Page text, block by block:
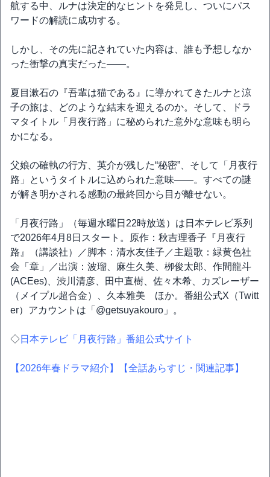
航する中、ルナは決定的なヒントを発見し、ついにパス
ワードの解読に成功する。
しかし、その先に記されていた内容は、誰も予想しなか
った衝撃の真実だった――。
夏目漱石の『吾輩は猫である』に導かれてきたルナと涼
子の旅は、どのような結末を迎えるのか。そして、ドラ
マタイトル「月夜行路」に秘められた意外な意味も明ら
かになる。
父娘の確執の行方、英介が残した“秘密”、そして「月夜行
路」というタイトルに込められた意味――。すべての謎
が解き明かされる感動の最終回から目が離せない。
「月夜行路」（毎週水曜日22時放送）は日本テレビ系列
で2026年4月8日スタート。原作：秋吉理香子『月夜行
路』（講談社）／脚本：清水友佳子／主題歌：緑黄色社
会「章」／出演：波瑠、麻生久美、栁俊太郎、作間龍斗
(ACEes)、渋川清彦、田中直樹、佐々木希、カズレーザー
（メイプル超合金）、久本雅美 ほか。番組公式X（Twitt
er）アカウントは「@getsuyakouro」。
◇日本テレビ「月夜行路」番組公式サイト
【2026年春ドラマ紹介】 【全話あらすじ・関連記事】